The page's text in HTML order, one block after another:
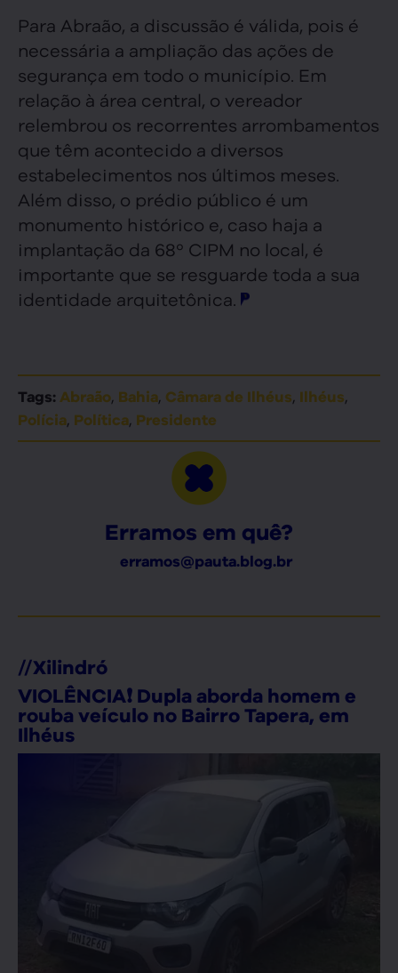
Para Abraão, a discussão é válida, pois é
necessária a ampliação das ações de
segurança em todo o município. Em
relação à área central, o vereador
relembrou os recorrentes arrombamentos
que têm acontecido a diversos
estabelecimentos nos últimos meses.
Além disso, o prédio público é um
monumento histórico e, caso haja a
implantação da 68º CIPM no local, é
importante que se resguarde toda a sua
identidade arquitetônica.
Tags: Abraão, Bahia, Câmara de Ilhéus, Ilhéus,
Polícia, Política, Presidente
Erramos em quê?
erramos@pauta.blog.br
//Xilindró
VIOLÊNCIA❗ Dupla aborda homem e
rouba veículo no Bairro Tapera, em
Ilhéus